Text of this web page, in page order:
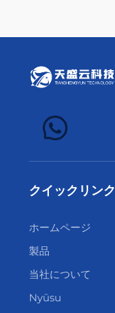
クイックリンク
ホームページ
製品
当社について
Nyūsu